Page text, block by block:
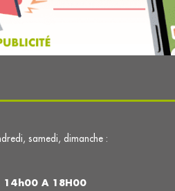
samedi, dimanche :
14h00 A 18H00